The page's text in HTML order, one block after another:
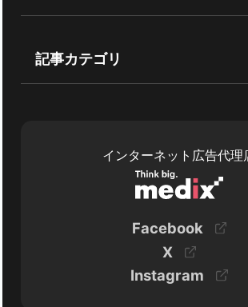
記事カテゴリ
インターネット広告代理
Facebook
X
Instagram